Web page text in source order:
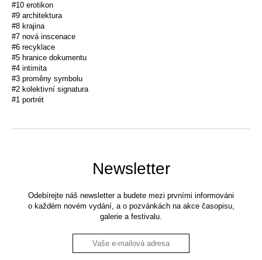
#10 erotikon
#9 architektura
#8 krajina
#7 nová inscenace
#6 recyklace
#5 hranice dokumentu
#4 intimita
#3 proměny symbolu
#2 kolektivní signatura
#1 portrét
Newsletter
Odebírejte náš newsletter a budete mezi prvními informováni
o každém novém vydání, a o pozvánkách na akce časopisu,
galerie a festivalu.